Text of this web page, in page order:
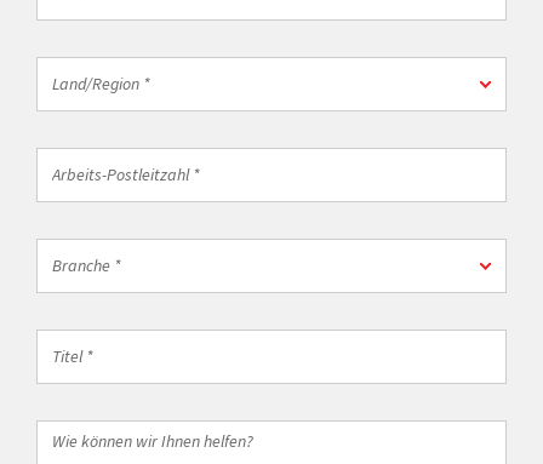
Land/Region *
Postleitzahl
Branche *
Wie